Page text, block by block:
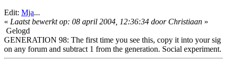
Edit: Mja...
« Laatst bewerkt op: 08 april 2004, 12:36:34 door Christiaan »
Gelogd
GENERATION 98: The first time you see this, copy it into your sig
on any forum and subtract 1 from the generation. Social experiment.